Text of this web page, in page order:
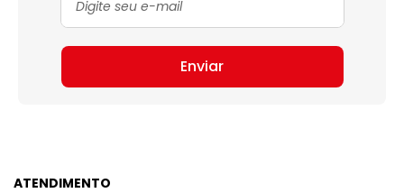
Enviar
ATENDIMENTO